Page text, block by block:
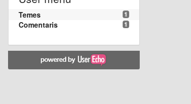
1
Temes
1
Comentaris